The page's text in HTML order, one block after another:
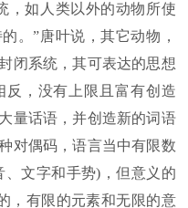
如人类以外的动物所使
。”唐叶说，其它动物，
闭系统，其可表达的思想
，没有上限且富有创造
量话语，并创造新的词语
对偶码，语言当中有限数
文字和手势)，但意义的
，有限的元素和无限的意